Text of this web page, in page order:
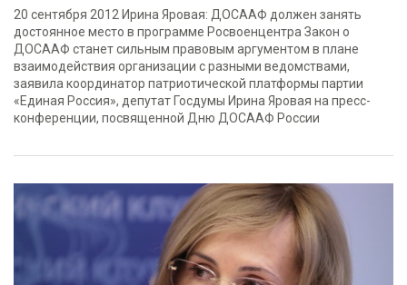
20 сентября 2012 Ирина Яровая: ДОСААФ должен занять
достоянное место в программе Росвоенцентра Закон о
ДОСААФ станет сильным правовым аргументом в плане
взаимодействия организации с разными ведомствами,
заявила координатор патриотической платформы партии
«Единая Россия», депутат Госдумы Ирина Яровая на пресс-
конференции, посвященной Дню ДОСААФ России